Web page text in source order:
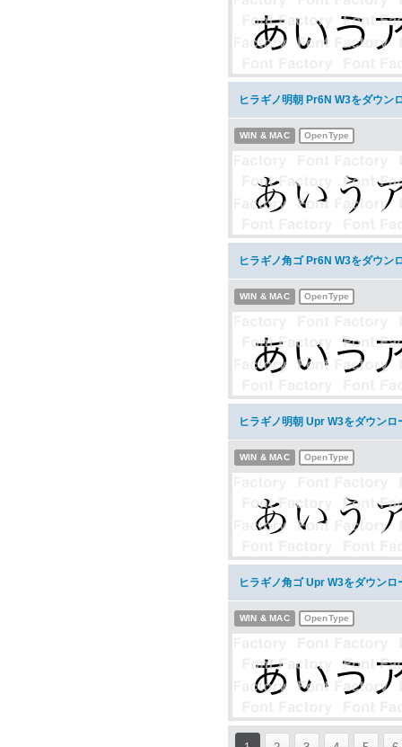
ヒラギノ明朝 Pr6N W3をダウン
WIN & MAC OpenType
ヒラギノ角ゴ Pr6N W3をダウン
WIN & MAC OpenType
ヒラギノ明朝 Upr W3をダウンロ
WIN & MAC OpenType
ヒラギノ角ゴ Upr W3をダウンロ
WIN & MAC OpenType